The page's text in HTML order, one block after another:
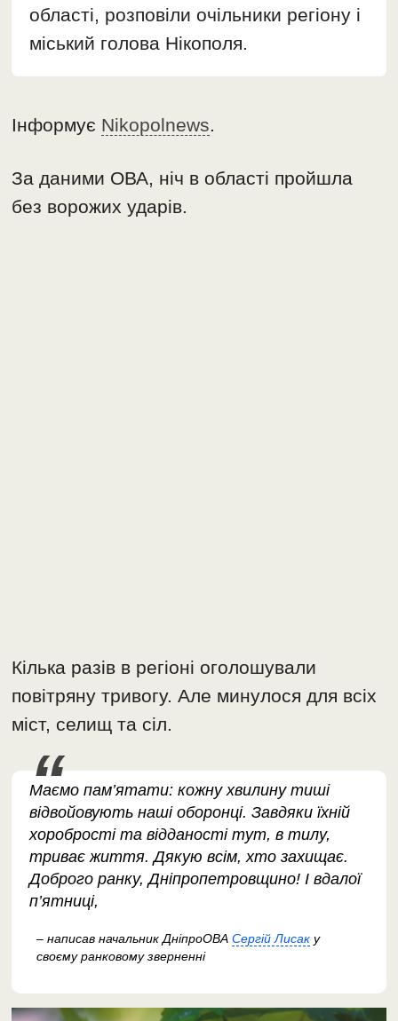
області, розповіли очільники регіону і
міський голова Нікополя.
Інформує Nikopolnews.
За даними ОВА, ніч в області пройшла
без ворожих ударів.
Кілька разів в регіоні оголошували
повітряну тривогу. Але минулося для всіх
міст, селищ та сіл.
Маємо пам’ятати: кожну хвилину тиші
відвойовують наші оборонці. Завдяки їхній
хоробрості та відданості тут, в тилу,
триває життя. Дякую всім, хто захищає.
Доброго ранку, Дніпропетровщино! І вдалої
п’ятниці,
– написав начальник ДніпроОВАСергій Лисак у
своєму ранковому зверненні